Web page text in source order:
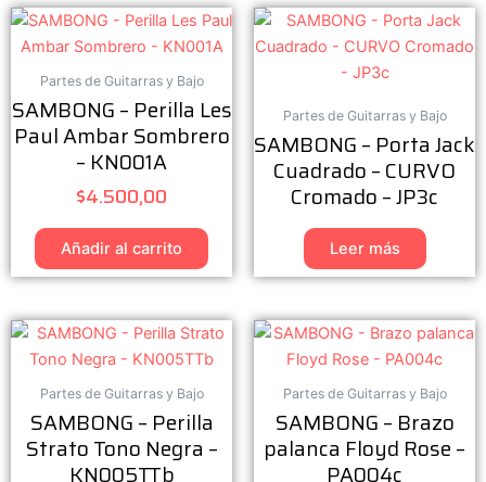
Partes de Guitarras y Bajo
SAMBONG – Perilla Les
Paul Ambar Sombrero
– KN001A
$4.500,00
Añadir al carrito
Partes de Guitarras y Bajo
SAMBONG – Porta Jack
Cuadrado – CURVO
Cromado – JP3c
Leer más
Partes de Guitarras y Bajo
SAMBONG – Perilla
Strato Tono Negra –
KN005TTb
Partes de Guitarras y Bajo
SAMBONG – Brazo
palanca Floyd Rose –
PA004c